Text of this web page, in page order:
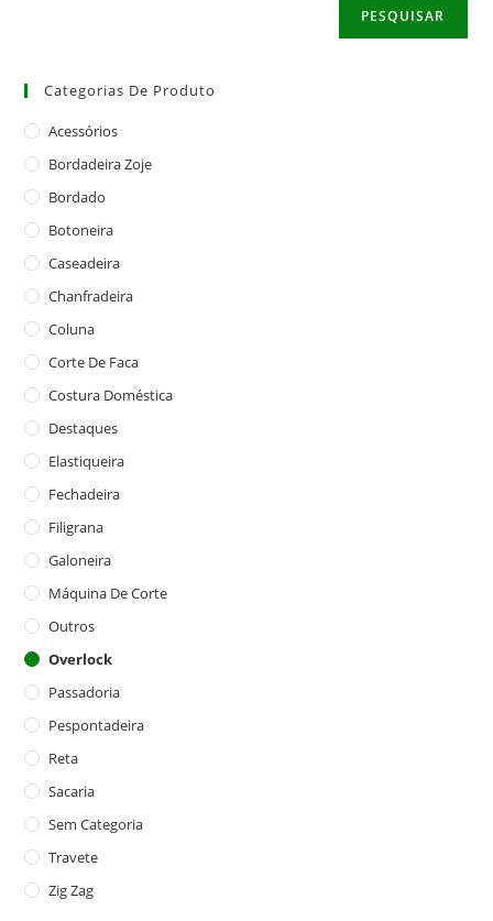
PESQUISAR
Categorias De Produto
Acessórios
Bordadeira Zoje
Bordado
Botoneira
Caseadeira
Chanfradeira
Coluna
Corte De Faca
Costura Doméstica
Destaques
Elastiqueira
Fechadeira
Filigrana
Galoneira
Máquina De Corte
Outros
Overlock
Passadoria
Pespontadeira
Reta
Sacaria
Sem Categoria
Travete
Zig Zag